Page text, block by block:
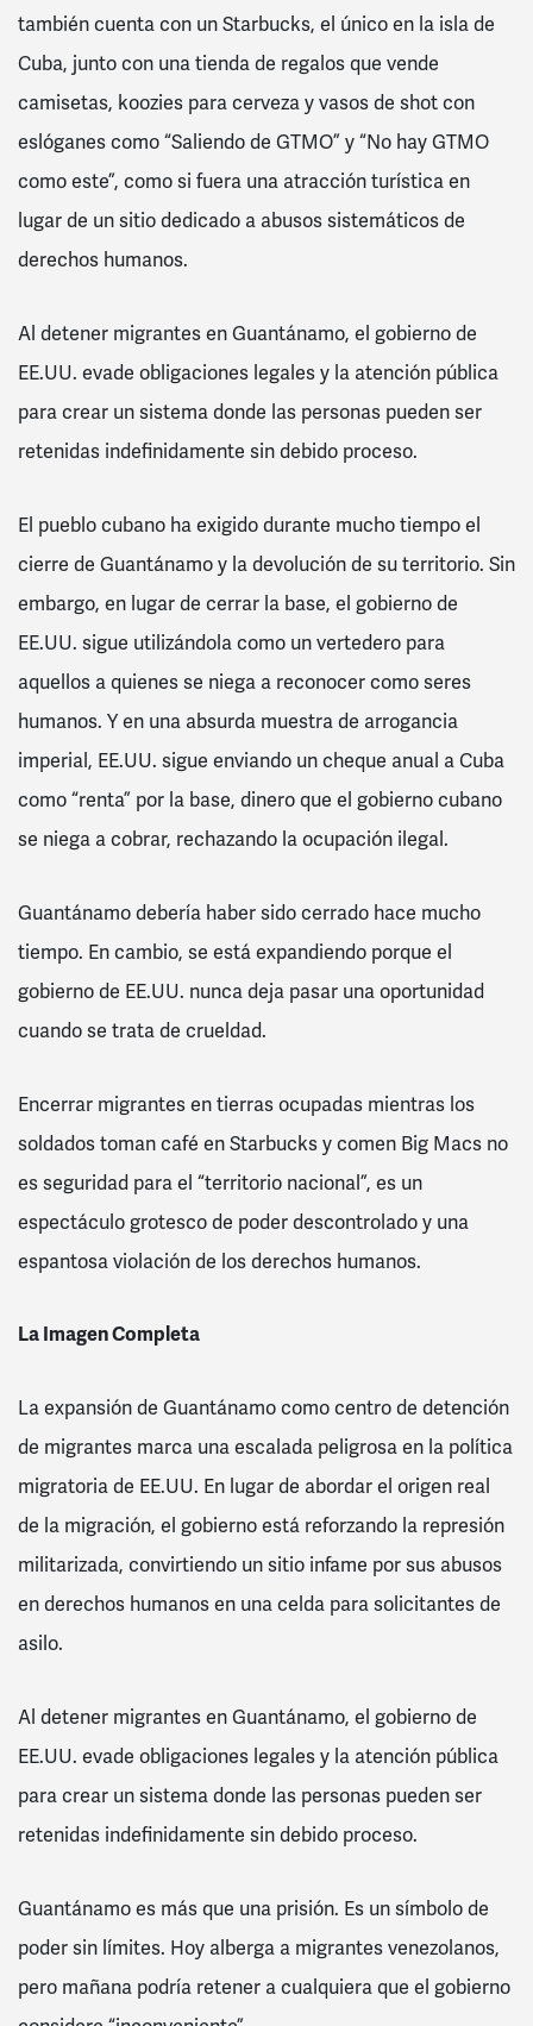
también cuenta con un Starbucks, el único en la isla de
Cuba, junto con una tienda de regalos que vende
camisetas, koozies para cerveza y vasos de shot con
eslóganes como “Saliendo de GTMO” y “No hay GTMO
como este”, como si fuera una atracción turística en
lugar de un sitio dedicado a abusos sistemáticos de
derechos humanos.
Al detener migrantes en Guantánamo, el gobierno de
EE.UU. evade obligaciones legales y la atención pública
para crear un sistema donde las personas pueden ser
retenidas indefinidamente sin debido proceso.
El pueblo cubano ha exigido durante mucho tiempo el
cierre de Guantánamo y la devolución de su territorio. Sin
embargo, en lugar de cerrar la base, el gobierno de
EE.UU. sigue utilizándola como un vertedero para
aquellos a quienes se niega a reconocer como seres
humanos. Y en una absurda muestra de arrogancia
imperial, EE.UU. sigue enviando un cheque anual a Cuba
como “renta” por la base, dinero que el gobierno cubano
se niega a cobrar, rechazando la ocupación ilegal.
Guantánamo debería haber sido cerrado hace mucho
tiempo. En cambio, se está expandiendo porque el
gobierno de EE.UU. nunca deja pasar una oportunidad
cuando se trata de crueldad.
Encerrar migrantes en tierras ocupadas mientras los
soldados toman café en Starbucks y comen Big Macs no
es seguridad para el “territorio nacional”, es un
espectáculo grotesco de poder descontrolado y una
espantosa violación de los derechos humanos.
La Imagen Completa
La expansión de Guantánamo como centro de detención
de migrantes marca una escalada peligrosa en la política
migratoria de EE.UU. En lugar de abordar el origen real
de la migración, el gobierno está reforzando la represión
militarizada, convirtiendo un sitio infame por sus abusos
en derechos humanos en una celda para solicitantes de
asilo.
Al detener migrantes en Guantánamo, el gobierno de
EE.UU. evade obligaciones legales y la atención pública
para crear un sistema donde las personas pueden ser
retenidas indefinidamente sin debido proceso.
Guantánamo es más que una prisión. Es un símbolo de
poder sin límites. Hoy alberga a migrantes venezolanos,
pero mañana podría retener a cualquiera que el gobierno